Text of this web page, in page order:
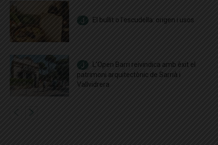
El bullit o l’escudella: origen i usos
L’Open Barri reivindica amb èxit el
patrimoni arquitectònic de Sarrià i
Vallvidrera